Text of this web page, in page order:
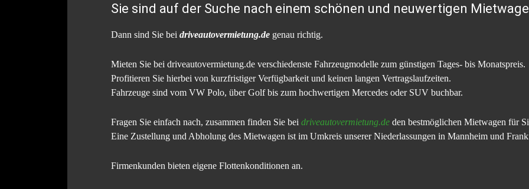
Sie sind auf der Suche nach einem schönen und neuwertigen
Dann sind Sie bei driveautovermietung.de genau richtig.
Mieten Sie bei driveautovermietung.de verschiedenste Fahrzeugmodelle zum günstigen Tages- bis Monatspreis.
Profitieren Sie hierbei von kurzfristiger Verfügbarkeit und keinen langen Vertragslaufzeiten.
Fahrzeuge sind vom VW Polo, über Golf bis zum hochwertigen Mercedes oder SUV buchbar.
Fragen Sie einfach nach, zusammen finden Sie bei driveautovermietung.de den bestmöglichen Mietwagen für
Eine Zustellung und Abholung des Mietwagen ist im Umkreis unserer Niederlassungen in Mannheim und
Firmenkunden bieten eigene Flottenkonditionen an.